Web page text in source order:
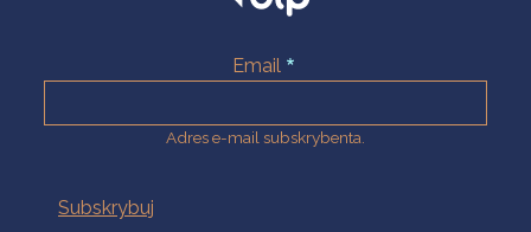
Email
Adres e-mail subskrybenta.